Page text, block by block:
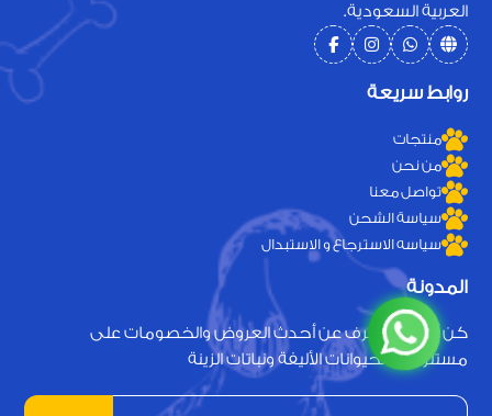
العربية السعودية.
روابط سريعة
منتجات
من نحن
تواصل معنا
سياسة الشحن
سياسه الاسترجاع و الاستبدال
المدونة
كن أول من يعرف عن أحدث العروض والخصومات على
مستلزمات الحيوانات الأليفة ونباتات الزينة